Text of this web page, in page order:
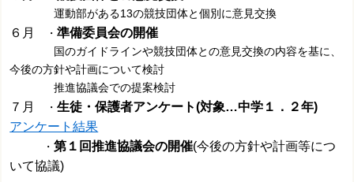
運動部がある13の競技団体と個別に意見交換
６月 ・準備委員会の開催
国のガイドラインや競技団体との意見交換の内容を基に、
今後の方針や計画について検討
推進協議会での提案検討
７月 ・生徒・保護者アンケート(対象…中学１．２年)
アンケート結果
・第１回推進協議会の開催(今後の方針や計画等につ
いて協議)